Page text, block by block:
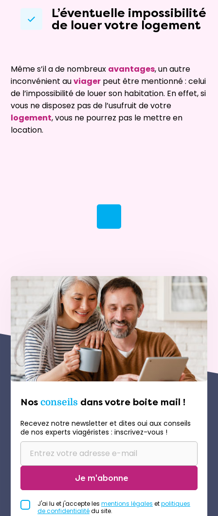
L’éventuelle impossibilité
de louer votre logement
Même s’il a de nombreux avantages, un autre
inconvénient auviager peut être mentionné : celui
de l’impossibilité de louer son habitation. En effet, si
vous ne disposez pas de l’usufruit de votre
logement, vous ne pourrez pas le mettre en
location.
Nos conseils dans votre boite mail !
Recevez notre newsletter et dites oui aux conseils
de nos experts viagéristes : inscrivez-vous !
Je m'abonne
J'ai lu et j'accepte les mentions légales etpolitiques
de confidentialitédu site.